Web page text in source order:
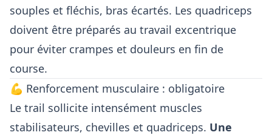
souples et fléchis, bras écartés. Les quadriceps
doivent être préparés au travail excentrique
pour éviter crampes et douleurs en fin de
course.
💪 Renforcement musculaire : obligatoire
Le trail sollicite intensément muscles
stabilisateurs, chevilles et quadriceps. Une